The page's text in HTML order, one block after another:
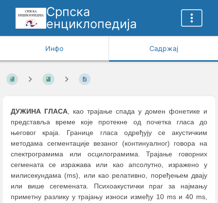
Српска
енциклопедија
Инфо Садржај
ДУЖИНА ГЛАСА, као трајање спада у домен фонетике и
представља време које протекне од почетка гласа до
његовог краја. Границе гласа одређују се акустичким
методама сегментације везаног (континуалног) говора на
спектрограмима или осцилограмима. Трајање говорних
сегмената се изражава или као апсолутно, изражено у
милисекундама (ms), или као релативно, поређењем двају
или више сегемената. Психоакустички праг за најмању
приметну разлику у трајању износи између 10 ms и 40 ms,